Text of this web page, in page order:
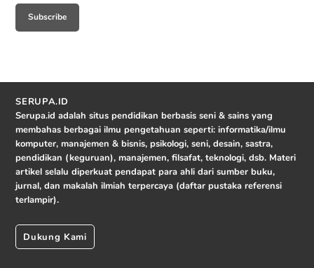
Subscribe
SERUPA.ID
Serupa.id adalah situs pendidikan berbasis seni & sains yang
membahas berbagai ilmu pengetahuan seperti: informatika/ilmu
komputer, manajemen & bisnis, psikologi, seni, desain, sastra,
pendidikan (keguruan), manajemen, filsafat, teknologi, dsb. Materi
artikel selalu diperkuat pendapat para ahli dari sumber buku,
jurnal, dan makalah ilmiah terpercaya (daftar pustaka referensi
terlampir).
Dukung Kami